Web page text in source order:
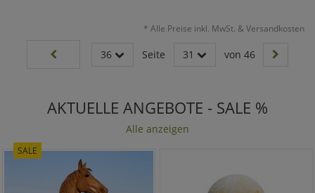
* Alle Preise inkl. MwSt. & Versandkosten
36 Seite 31 von 46
AKTUELLE ANGEBOTE - SALE %
Alle anzeigen
SALE